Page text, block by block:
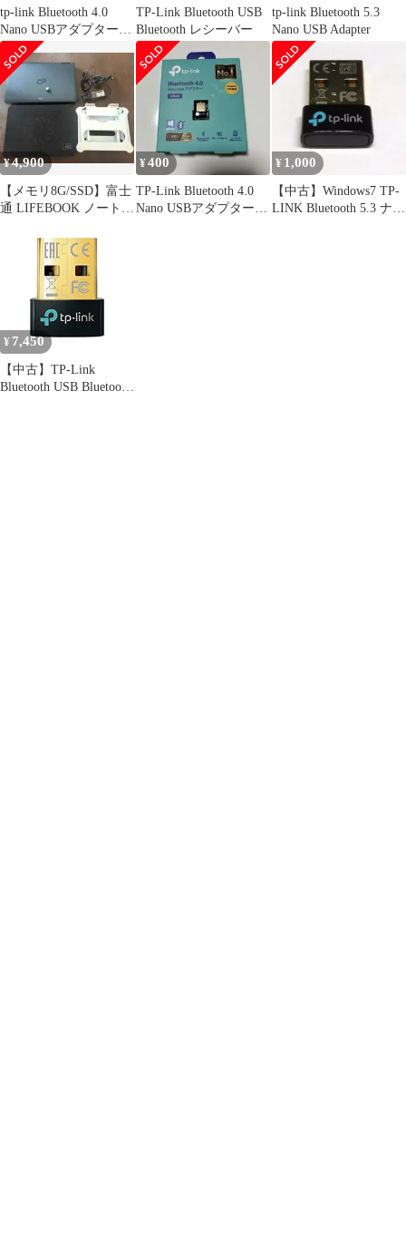
tp-link Bluetooth 4.0
Nano USBアダプター
UB4A
TP-Link Bluetooth USB
Bluetooth レシーバー
tp-link Bluetooth 5.3
Nano USB Adapter
¥4,900
【メモリ8G/SSD】富士
通 LIFEBOOK ノート
¥400
TP-Link Bluetooth 4.0
Nano USBアダプター
¥ 1,000
【中古】Windows7 TP-
LINK Bluetooth 5.3 ナノ
¥ 7,450
【中古】TP-Link
Bluetooth USB Bluetooth